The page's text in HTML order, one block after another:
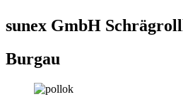
sunex GmbH
Burgau